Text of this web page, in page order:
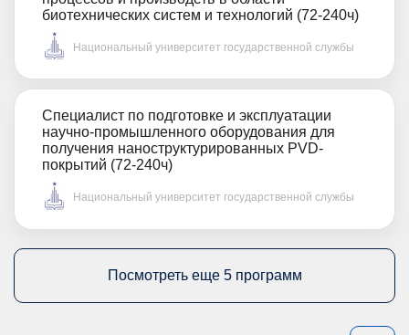
биотехнических систем и технологий (72-240ч)
Национальный университет государственной службы
Специалист по подготовке и эксплуатации
научно-промышленного оборудования для
получения наноструктурированных PVD-
покрытий (72-240ч)
Национальный университет государственной службы
Посмотреть еще 5 программ